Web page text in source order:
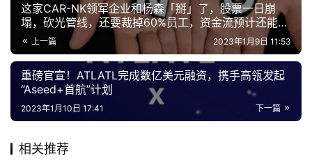
这家CAR-NK领军企业和杨森「掰」了，股票一日崩
塌，砍光管线，还要裁掉60%员工，资金流预计还能坚
持3年……
上一篇 2023年1月9日 11:53
重磅官宣！ATLATL完成数亿美元融资，携手高瓴发起
“Aseed+首航”计划
下一篇
2023年1月10日 17:41
相关推荐